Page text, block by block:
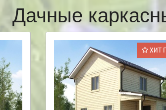
Дачные
ХИТ